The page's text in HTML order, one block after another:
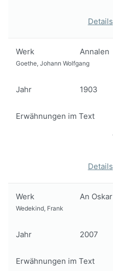
Details
Werk Annalen
Goethe, Johann Wolfgang
Jahr 1903
Erwähnungen im Text
Details
Werk An Oskar
Wedekind, Frank
Jahr 2007
Erwähnungen im Text